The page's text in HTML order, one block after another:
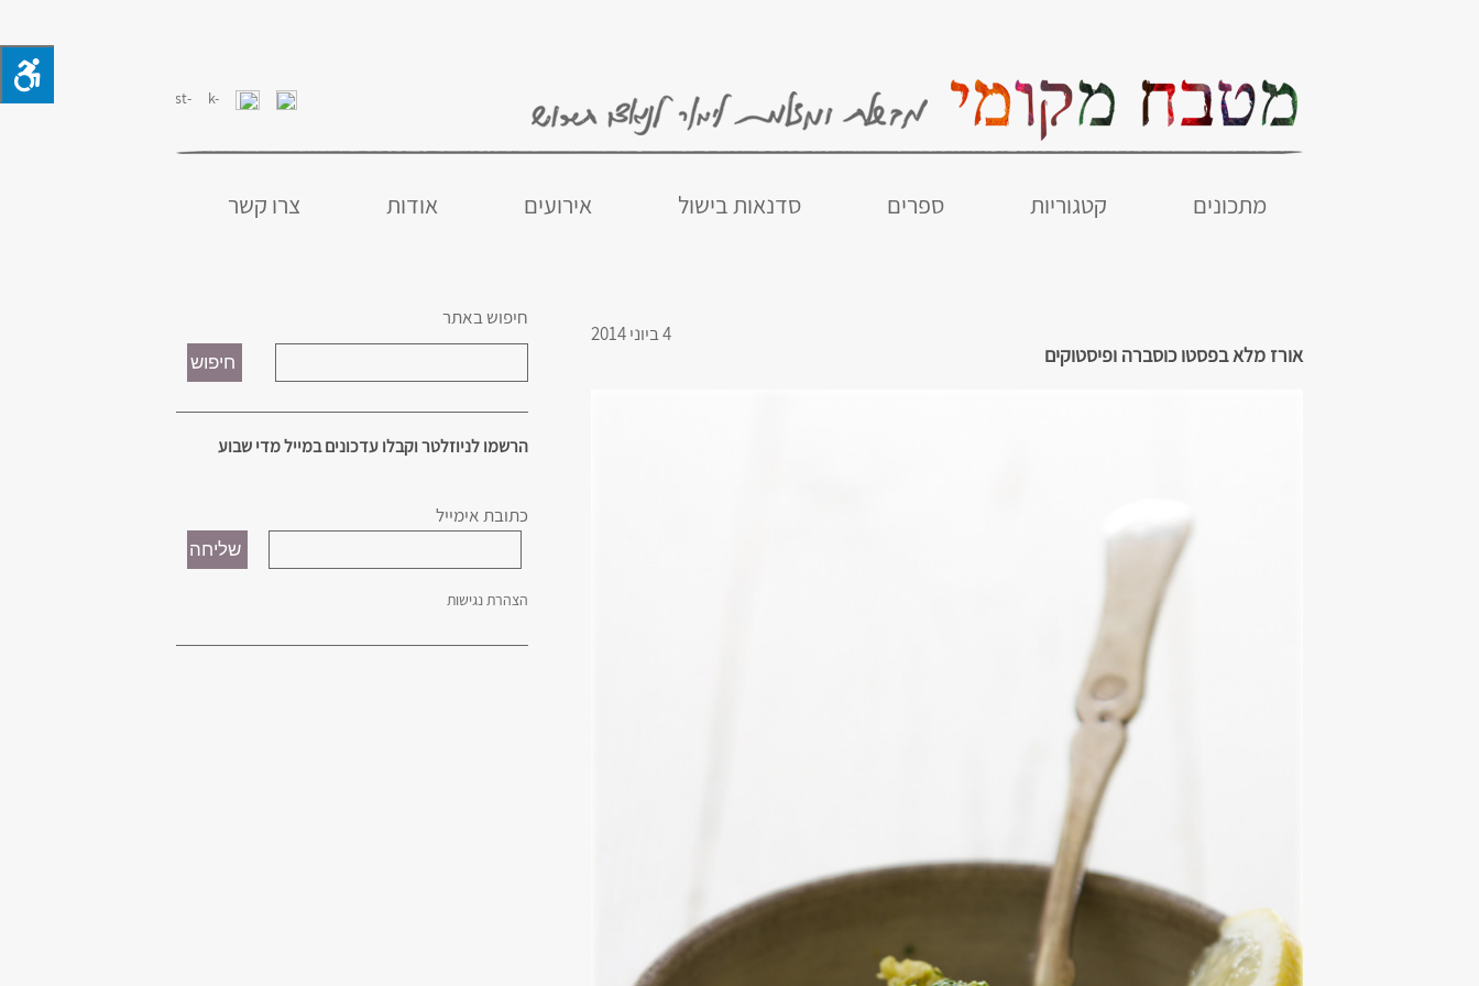
מתכונים קטגוריות ספרים סדנאות בישול אירועים אודות צרו קשר
4 ביוני 2014
אורז מלא בפסטו כוסברה ופיסטוקים
חיפוש באתר
הרשמו לניוזלטר וקבלו עדכונים במייל מדי שבוע
כתובת אימייל
הצהרת נגישות